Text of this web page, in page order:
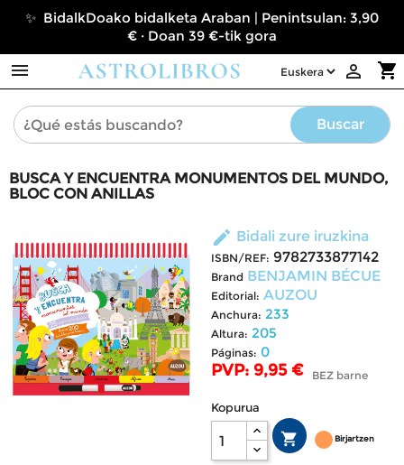
✨ BidalkDoako bidalketa Araban | Penintsulan: 3,90
€ · Doan 39 €-tik gora
 shopping_cart

Buscar
BUSCA Y ENCUENTRA MONUMENTOS DEL MUNDO,
BLOC CON ANILLAS
edit Bidali zure iruzkina
ISBN/REF: 9782733877142
Brand BENJAMIN BÉCUE
Editorial: AUZOU
Anchura: 233
Altura: 205
Páginas: 0
PVP: 9,95 € BEZ barne
Kopurua
 Birjartzen